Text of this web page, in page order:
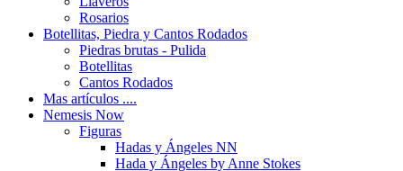
Rosarios
Botellitas, Piedra y Cantos Rodados
Piedras brutas - Pulida
Botellitas
Cantos Rodados
Mas artículos ....
Nemesis Now
Figuras
Hadas y Ángeles NN
Hada y Ángeles by Anne Stokes